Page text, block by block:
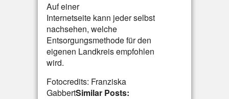
Auf einer
Internetseite kann jeder selbst
nachsehen, welche
Entsorgungsmethode für den
eigenen Landkreis empfohlen
wird.
Fotocredits: Franziska
GabbertSimilar Posts: